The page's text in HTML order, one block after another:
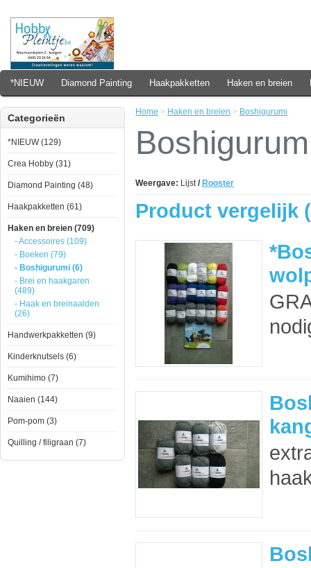
*NIEUW Diamond Painting Haakpakketten Haken en breien
Categorieën
*NIEUW (129)
Crea Hobby (31)
Diamond Painting (48)
Haakpakketten (61)
Haken en breien (709)
- Accessoires (109)
- Boeken (79)
- Boshigurumi (6)
- Brei en haakgaren
(489)
- Haak en breinaalden
(26)
Handwerkpakketten (9)
Kinderknutsels (6)
Kumihimo (7)
Naaien (144)
Pom-pom (3)
Quilling / filigraan (7)
Home > Haken en breien > Boshigurumi
Weergave: Lijst/ Rooster
Product vergelijk